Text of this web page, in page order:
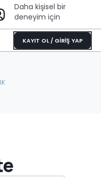
Daha kişisel bir
deneyim için
KAYIT OL / GİRİŞ YAP